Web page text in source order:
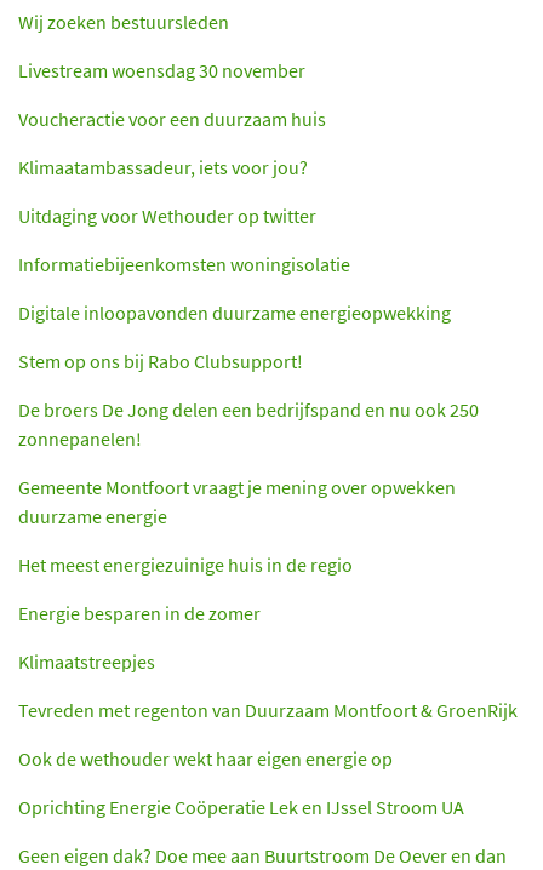
Wij zoeken bestuursleden
Livestream woensdag 30 november
Voucheractie voor een duurzaam huis
Klimaatambassadeur, iets voor jou?
Uitdaging voor Wethouder op twitter
Informatiebijeenkomsten woningisolatie
Digitale inloopavonden duurzame energieopwekking
Stem op ons bij Rabo Clubsupport!
De broers De Jong delen een bedrijfspand en nu ook 250
zonnepanelen!
Gemeente Montfoort vraagt je mening over opwekken
duurzame energie
Het meest energiezuinige huis in de regio
Energie besparen in de zomer
Klimaatstreepjes
Tevreden met regenton van Duurzaam Montfoort & GroenRijk
Ook de wethouder wekt haar eigen energie op
Oprichting Energie Coöperatie Lek en IJssel Stroom UA
Geen eigen dak? Doe mee aan Buurtstroom De Oever en dan